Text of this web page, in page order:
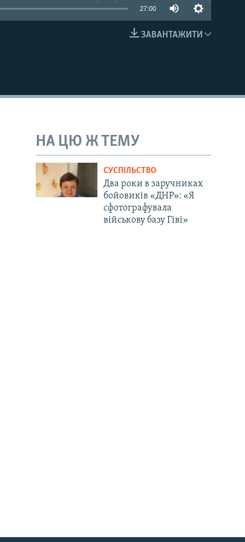
27:00
ЗАВАНТАЖИТИ
НА ЦЮ Ж ТЕМУ
СУСПІЛЬСТВО
Два роки в заручниках
бойовиків «ДНР»: «Я
сфотографувала
військову базу Гіві»